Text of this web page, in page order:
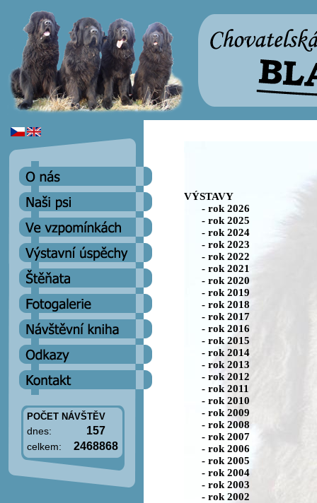
POČET NÁVŠTĚV
dnes: 157
celkem: 2468868
VÝSTAVY
- rok 2026
- rok 2025
- rok 2024
- rok 2023
- rok 2022
- rok 2021
- rok 2020
- rok 2019
- rok 2018
- rok 2017
- rok 2016
- rok 2015
- rok 2014
- rok 2013
- rok 2012
- rok 2011
- rok 2010
- rok 2009
- rok 2008
- rok 2007
- rok 2006
- rok 2005
- rok 2004
- rok 2003
- rok 2002